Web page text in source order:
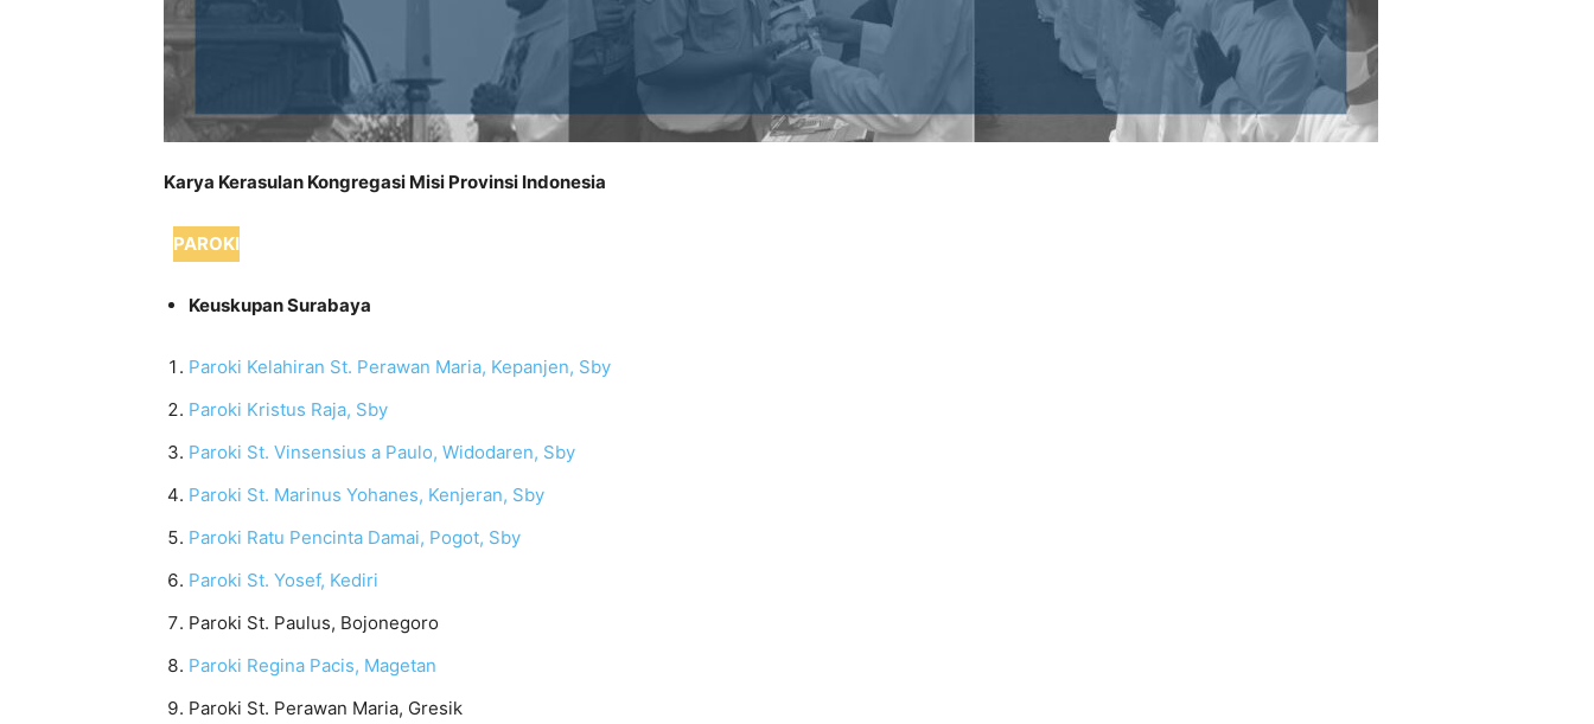
Karya Kerasulan Kongregasi Misi Provinsi Indonesia
PAROKI
Keuskupan Surabaya
Paroki Kelahiran St. Perawan Maria, Kepanjen, Sby
Paroki Kristus Raja, Sby
Paroki St. Vinsensius a Paulo, Widodaren, Sby
Paroki St. Marinus Yohanes, Kenjeran, Sby
Paroki Ratu Pencinta Damai, Pogot, Sby
Paroki St. Yosef, Kediri
Paroki St. Paulus, Bojonegoro
Paroki Regina Pacis, Magetan
Paroki St. Perawan Maria, Gresik